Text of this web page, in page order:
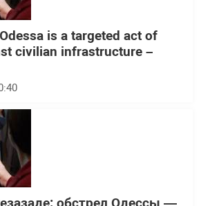
is a targeted act of
civilian infrastructure –